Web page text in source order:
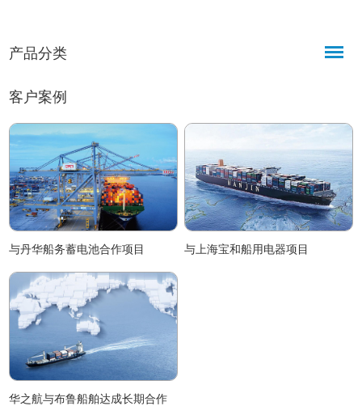
应用于工业、教育、公共等各类
应用
产品分类
客户案例
与丹华船务蓄电池合作项目 与上海宝和船用电器项目
华之航与布鲁船舶达成长期合作